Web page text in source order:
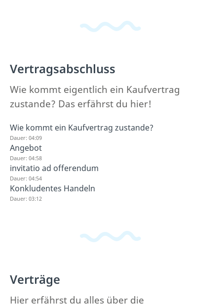
Vertragsabschluss
Wie kommt eigentlich ein Kaufvertrag
zustande? Das erfährst du hier!
Wie kommt ein Kaufvertrag zustande?
Dauer: 04:09
Angebot
Dauer: 04:58
invitatio ad offerendum
Dauer: 04:54
Konkludentes Handeln
Dauer: 03:12
Verträge
Hier erfährst du alles über die